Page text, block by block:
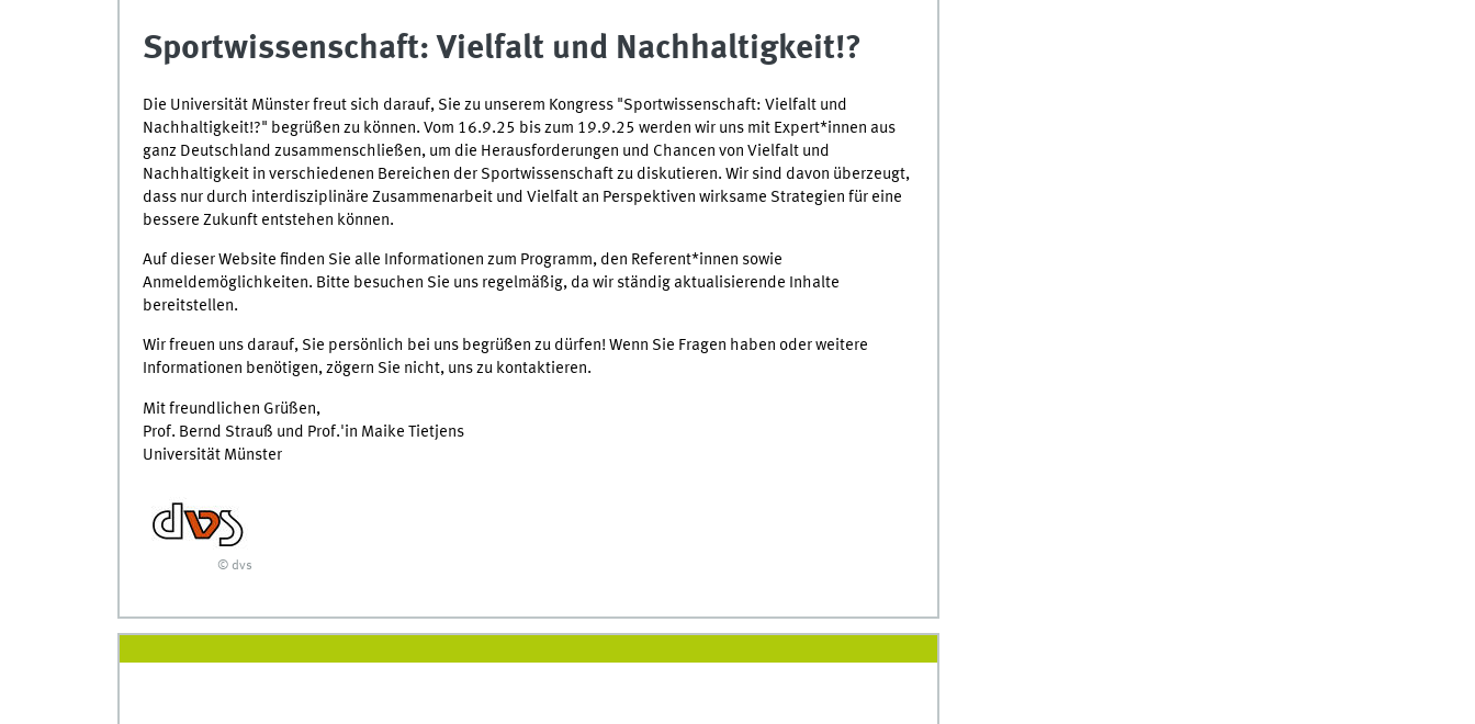
Sportwissenschaft: Vielfalt und Nachhaltigkeit!?
Die Universität Münster freut sich darauf, Sie zu unserem Kongress "Sportwissenschaft: Vielfalt und
Nachhaltigkeit!?" begrüßen zu können. Vom 16.9.25 bis zum 19.9.25 werden wir uns mit Expert*innen aus
ganz Deutschland zusammenschließen, um die Herausforderungen und Chancen von Vielfalt und
Nachhaltigkeit in verschiedenen Bereichen der Sportwissenschaft zu diskutieren. Wir sind davon überzeugt,
dass nur durch interdisziplinäre Zusammenarbeit und Vielfalt an Perspektiven wirksame Strategien für eine
bessere Zukunft entstehen können.
Auf dieser Website finden Sie alle Informationen zum Programm, den Referent*innen sowie
Anmeldemöglichkeiten. Bitte besuchen Sie uns regelmäßig, da wir ständig aktualisierende Inhalte
bereitstellen.
Wir freuen uns darauf, Sie persönlich bei uns begrüßen zu dürfen! Wenn Sie Fragen haben oder weitere
Informationen benötigen, zögern Sie nicht, uns zu kontaktieren.
Mit freundlichen Grüßen,
Prof. Bernd Strauß und Prof.'in Maike Tietjens
Universität Münster
© dvs